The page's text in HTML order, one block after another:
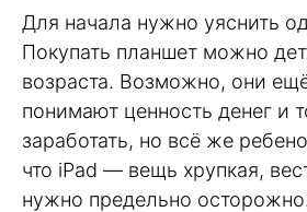
Для начала нужно уяснить
Покупать планшет можно
возраста. Возможно, они
понимают ценность денег и
заработать, но всё же
что iPad — вещь хрупкая,
нужно предельно